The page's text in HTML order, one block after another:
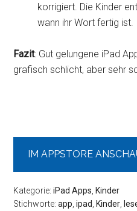
korrigiert. Die Kinder
wann ihr Wort fertig ist.
Fazit: Gut gelungene iPad
grafisch schlicht, aber sehr
IM APPSTORE
Kategorie:iPad Apps Kinder
Stichworte:app ,ipad Kinder